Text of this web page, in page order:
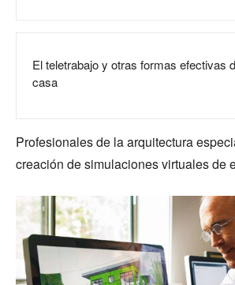
El teletrabajo y otras formas efectivas
casa
Profesionales de la arquitectura
creación de simulaciones virtuales de